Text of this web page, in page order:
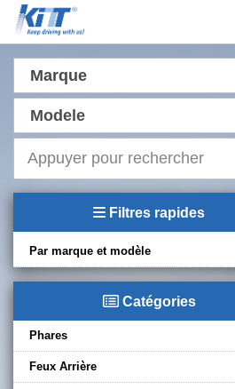
Marque
Modele
Filtres rapides
Par marque et modèle
Catégories
Phares
Feux Arrière